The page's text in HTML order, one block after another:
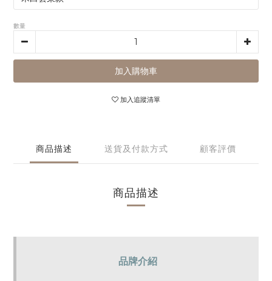
數量
加入購物車
加入追蹤清單
商品描述 送貨及付款方式 顧客評價
商品描述
品牌介紹